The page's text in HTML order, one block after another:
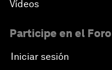
Vídeos
Participe en el Foro
Iniciar sesión